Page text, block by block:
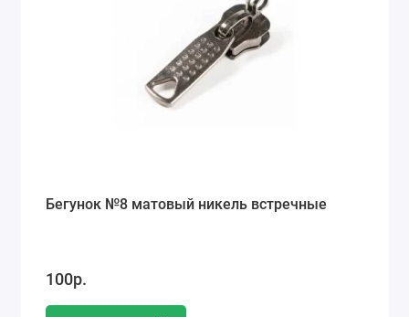
Бегунок №8 матовый никель встречные
100р.